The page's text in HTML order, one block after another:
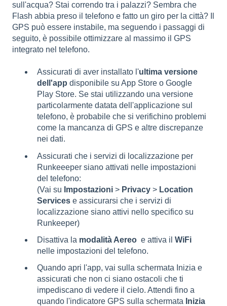
sull'acqua? Stai correndo tra i palazzi? Sembra che
Flash abbia preso il telefono e fatto un giro per la città? Il
GPS può essere instabile, ma seguendo i passaggi di
seguito, è possibile ottimizzare al massimo il GPS
integrato nel telefono.
Assicurati di aver installato l'ultima versione
dell'app disponibile su App Store o Google
Play Store. Se stai utilizzando una versione
particolarmente datata dell'applicazione sul
telefono, è probabile che si verifichino problemi
come la mancanza di GPS e altre discrepanze
nei dati.
Assicurati che i servizi di localizzazione per
Runkeeeper siano attivati nelle impostazioni
del telefono:
(Vai su Impostazioni > Privacy > Location
Services e assicurarsi che i servizi di
localizzazione siano attivi nello specifico su
Runkeeper)
Disattiva la modalità Aereo e attiva il WiFi
nelle impostazioni del telefono.
Quando apri l'app, vai sulla schermata Inizia e
assicurati che non ci siano ostacoli che ti
impediscano di vedere il cielo. Attendi fino a
quando l'indicatore GPS sulla schermata Inizia